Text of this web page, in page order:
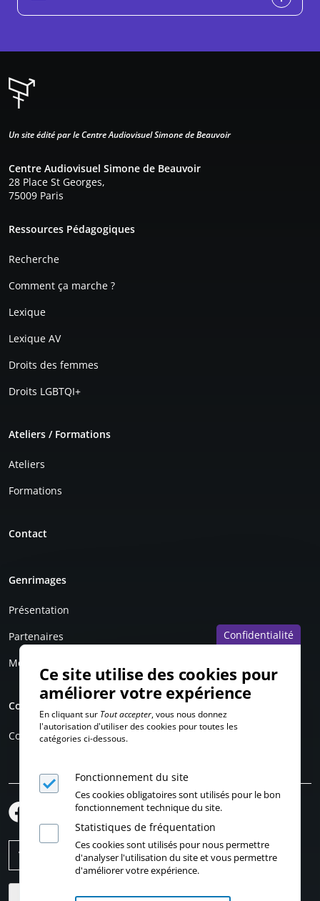
Un site édité par le Centre Audiovisuel Simone de Beauvoir
Centre Audiovisuel Simone de Beauvoir
28 Place St Georges,
75009 Paris
Ressources Pédagogiques
Recherche
Comment ça marche ?
Lexique
Lexique AV
Droits des femmes
Droits LGBTQI+
Ateliers / Formations
Ateliers
Formations
Contact
Genrimages
Présentation
Partenaires
Mentions légales
Compte personnel
Connexion
Confidentialité
Ce site utilise des cookies pour
améliorer votre expérience
En cliquant sur Tout accepter, vous nous donnez
l'autorisation d'utiliser des cookies pour toutes les
catégories ci-dessous.
Fonctionnement du site
Ces cookies obligatoires sont utilisés pour le bon
fonctionnement technique du site.
Statistiques de fréquentation
Ces cookies sont utilisés pour nous permettre
d'analyser l'utilisation du site et vous permettre
d'améliorer votre expérience.